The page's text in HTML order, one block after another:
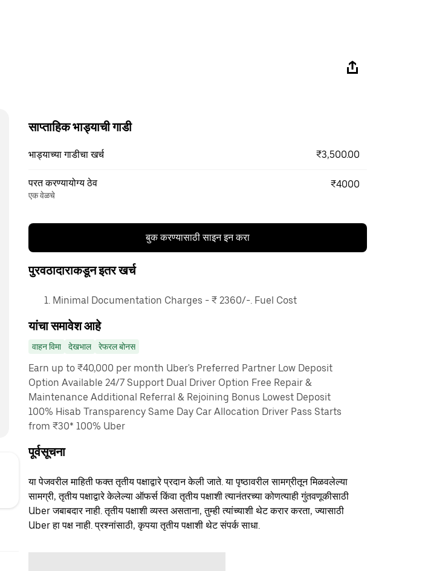
साप्ताहिक भाड्याची गाडी
भाड्याच्या गाडीचा खर्च ₹3,500.00
परत करण्यायोग्य ठेव
एक वेळचे
₹4000
बुक करण्यासाठी साइन इन करा
पुरवठादाराकडून इतर खर्च
Minimal Documentation Charges - ₹ 2360/-. Fuel Cost
यांचा समावेश आहे
वाहन विमा देखभाल रेफरल बोनस
Earn up to ₹40,000 per month Uber's Preferred Partner Low Deposit
Option Available 24/7 Support Dual Driver Option Free Repair &
Maintenance Additional Referral & Rejoining Bonus Lowest Deposit
100% Hisab Transparency Same Day Car Allocation Driver Pass Starts
from ₹30* 100% Uber
पूर्वसूचना
या पेजवरील माहिती फक्त तृतीय पक्षाद्वारे प्रदान केली जाते. या पृष्ठावरील सामग्रीतून मिळवलेल्या
सामग्री, तृतीय पक्षाद्वारे केलेल्या ऑफर्स किंवा तृतीय पक्षाशी त्यानंतरच्या कोणत्याही गुंतवणूकीसाठी
Uber जबाबदार नाही. तृतीय पक्षाशी व्यस्त असताना, तुम्ही त्यांच्याशी थेट करार करता, ज्यासाठी
Uber हा पक्ष नाही. प्रश्नांसाठी, कृपया तृतीय पक्षाशी थेट संपर्क साधा.